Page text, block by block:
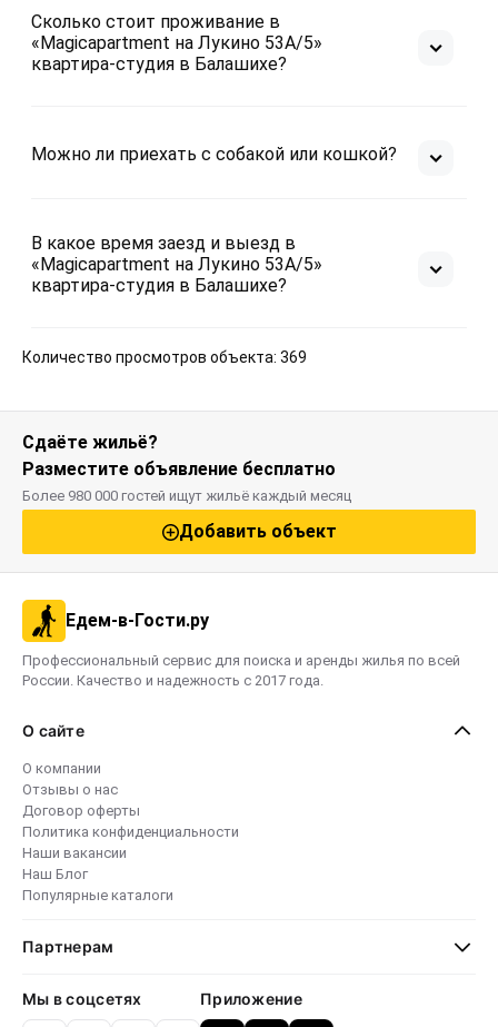
Сколько стоит проживание в
«Magicapartment на Лукино 53А/5»
квартира-студия в Балашихе?
Можно ли приехать с собакой или кошкой?
В какое время заезд и выезд в
«Magicapartment на Лукино 53А/5»
квартира-студия в Балашихе?
Количество просмотров объекта: 369
Сдаёте жильё?
Разместите объявление бесплатно
Более 980 000 гостей ищут жильё каждый месяц
Добавить объект
Едем-в-Гости.ру
Профессиональный сервис для поиска и аренды жилья по всей
России. Качество и надежность с 2017 года.
О сайте
О компании
Отзывы о нас
Договор оферты
Политика конфиденциальности
Наши вакансии
Наш Блог
Популярные каталоги
Партнерам
Мы в соцсетях Приложение